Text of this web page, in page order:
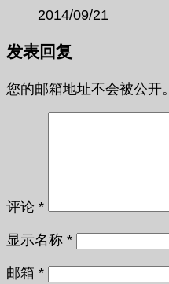
2014/09/21
发表回复
您的邮箱地址不会被公开。
评论 *
显示名称 *
邮箱 *